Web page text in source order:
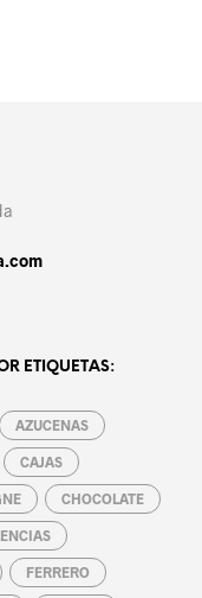
ETIQUETAS:
AZUCENAS
CAJAS
CHOCOLATE
FERRERO